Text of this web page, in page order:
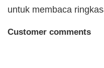
untuk membaca
Customer comments